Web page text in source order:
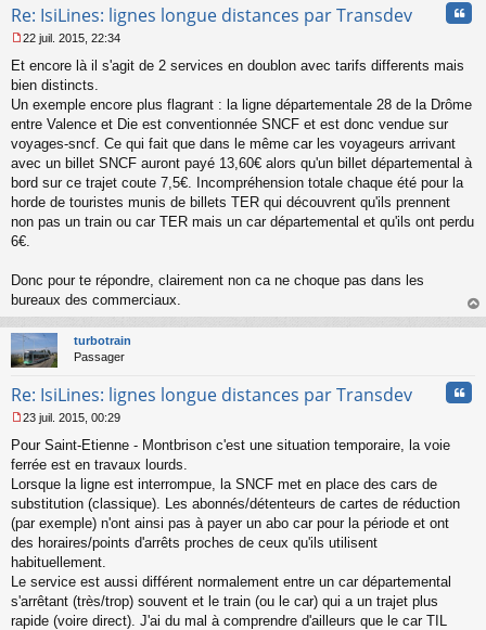
Re: IsiLines: lignes longue distances par Transdev
e
s
g
e
n
o
u
22 juil. 2015, 22:34
Et encore là il s'agit de 2 services en doublon avec tarifs differents mais
bien distincts.
Un exemple encore plus flagrant : la ligne départementale 28 de la Drôme
entre Valence et Die est conventionnée SNCF et est donc vendue sur
voyages-sncf. Ce qui fait que dans le même car les voyageurs arrivant
avec un billet SNCF auront payé 13,60€ alors qu'un billet départemental à
bord sur ce trajet coute 7,5€. Incompréhension totale chaque été pour la
horde de touristes munis de billets TER qui découvrent qu'ils prennent
non pas un train ou car TER mais un car départemental et qu'ils ont perdu
6€.
Donc pour te répondre, clairement non ca ne choque pas dans les
bureaux des commerciaux.
au
turbotrain
Passager
Re: IsiLines: lignes longue distances par Transdev
e
s
s
a
g
e
n
o
n
u
23 juil. 2015, 00:29
Pour Saint-Etienne - Montbrison c'est une situation temporaire, la voie
ferrée est en travaux lourds.
Lorsque la ligne est interrompue, la SNCF met en place des cars de
substitution (classique). Les abonnés/détenteurs de cartes de réduction
(par exemple) n'ont ainsi pas à payer un abo car pour la période et ont
des horaires/points d'arrêts proches de ceux qu'ils utilisent
habituellement.
Le service est aussi différent normalement entre un car départemental
s'arrêtant (très/trop) souvent et le train (ou le car) qui a un trajet plus
rapide (voire direct). J'ai du mal à comprendre d'ailleurs que le car TIL